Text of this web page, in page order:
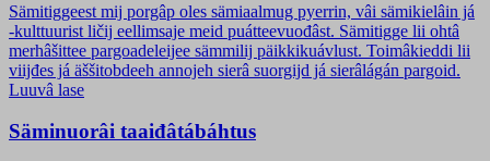
Sämitiggeest mij porgâp oles sämiaalmug pyerrin, vâi sämikielâin já
-kulttuurist ličij eellimsaje meid puátteevuođâst. Sämitigge lii ohtâ
merhâšittee pargoadeleijee sämmilij päikkikuávlust. Toimâkieddi lii
viijđes já äššitobdeeh annojeh sierâ suorgijd já sierâlágán pargoid.
Luuvâ lase
Säminuorâi taaiđâtábáhtus